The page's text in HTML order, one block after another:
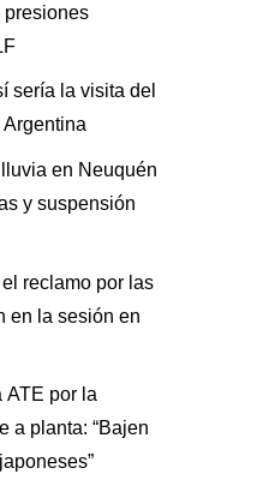
sería la visita del
en Neuquén
y suspensión
reclamo por las
en la sesión en
ATE por la
a planta: “Bajen